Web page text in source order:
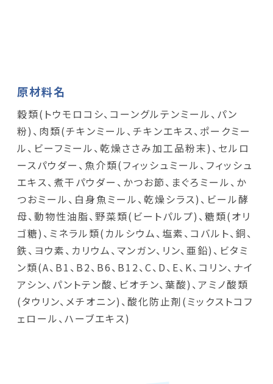
原材料名
穀類(トウモロコシ、コーングルテンミール、パン
粉)、肉類(チキンミール、チキンエキス、ポークミー
ル、ビーフミール、乾燥ささみ加工品粉末)、セルロ
ースパウダー、魚介類(フィッシュミール、フィッシュ
エキス、煮干パウダー、かつお節、まぐろミール、か
つおミール、白身魚ミール、乾燥シラス)、ビール酵
母、動物性油脂、野菜類(ビートパルプ)、糖類(オリ
ゴ糖)、ミネラル類(カルシウム、塩素、コバルト、銅、
鉄、ヨウ素、カリウム、マンガン、リン、亜鉛)、ビタミ
ン類(A、B1、B2、B6、B12、C、D、E、K、コリン、ナイ
アシン、パントテン酸、ビオチン、葉酸)、アミノ酸類
(タウリン、メチオニン)、酸化防止剤(ミックストコフ
ェロール、ハーブエキス)